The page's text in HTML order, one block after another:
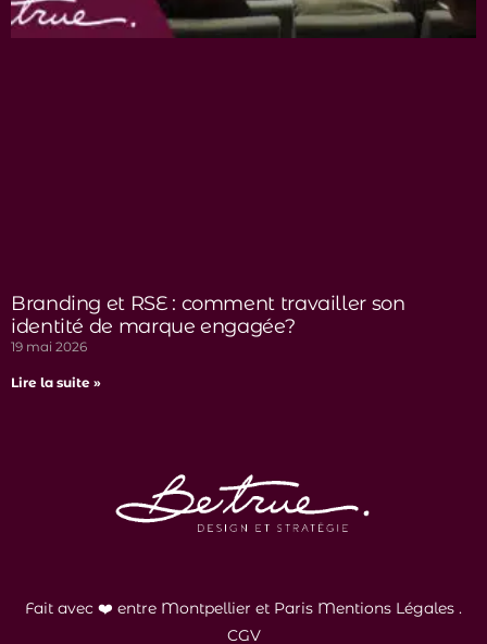
Branding et RSE : comment travailler son
identité de marque engagée?
19 mai 2026
Lire la suite »
Fait avec ❤️ entre Montpellier et Paris Mentions Légales .
CGV